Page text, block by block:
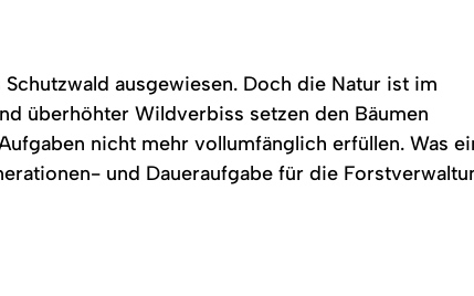
ausgewiesen. Doch die Natur ist im
überhöhter Wildverbiss setzen den Bäumen
nicht mehr vollumfänglich erfüllen. Was
und Daueraufgabe für die